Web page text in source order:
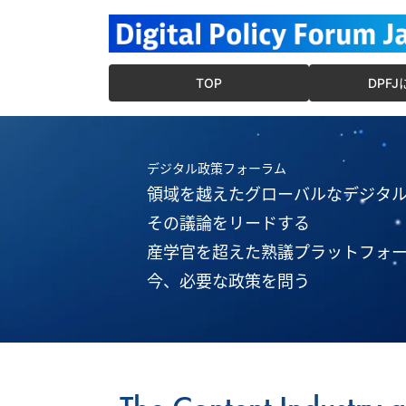
TOP DPFJ
デジタル政策フォーラム
領域を越えたグローバルなデジタ
その議論をリードする
産学官を超えた熟議プラットフォ
今、必要な政策を問う